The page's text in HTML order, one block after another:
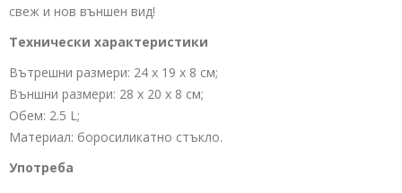
свеж и нов външен вид!
Технически характеристики
Вътрешни размери: 24 x 19 x 8 см;
Външни размери: 28 x 20 x 8 см;
Обем: 2.5 L;
Материал: боросиликатно стъкло.
Употреба